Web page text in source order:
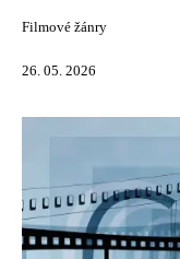
Filmové žánry
26. 05. 2026